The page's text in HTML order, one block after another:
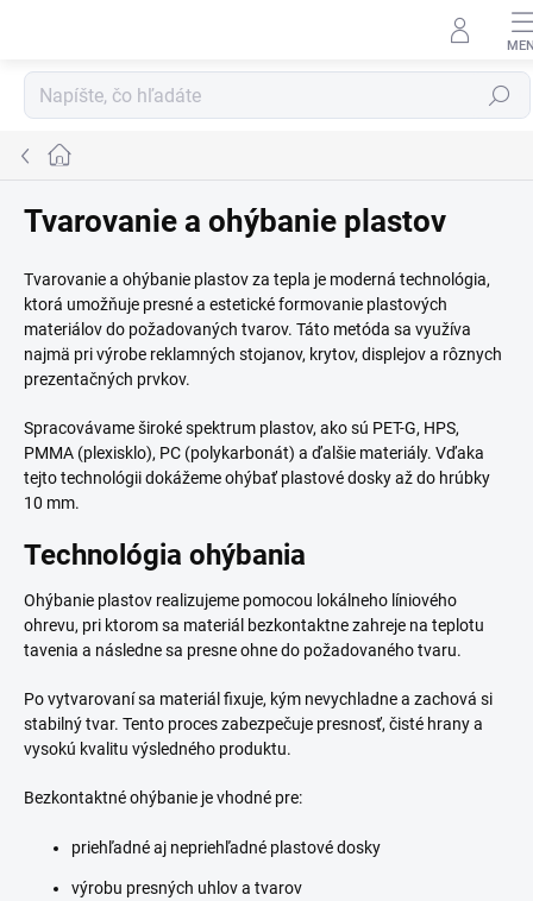
Hľadať
Domov
Tvarovanie a ohýbanie plastov
Tvarovanie a ohýbanie plastov za tepla je moderná technológia,
ktorá umožňuje presné a estetické formovanie plastových
materiálov do požadovaných tvarov. Táto metóda sa využíva
najmä pri výrobe reklamných stojanov, krytov, displejov a rôznych
prezentačných prvkov.
Spracovávame široké spektrum plastov, ako sú PET-G, HPS,
PMMA (plexisklo), PC (polykarbonát) a ďalšie materiály. Vďaka
tejto technológii dokážeme ohýbať plastové dosky až do hrúbky
10 mm.
Technológia ohýbania
Ohýbanie plastov realizujeme pomocou lokálneho líniového
ohrevu, pri ktorom sa materiál bezkontaktne zahreje na teplotu
tavenia a následne sa presne ohne do požadovaného tvaru.
Po vytvarovaní sa materiál fixuje, kým nevychladne a zachová si
stabilný tvar. Tento proces zabezpečuje presnosť, čisté hrany a
vysokú kvalitu výsledného produktu.
Bezkontaktné ohýbanie je vhodné pre:
priehľadné aj nepriehľadné plastové dosky
výrobu presných uhlov a tvarov